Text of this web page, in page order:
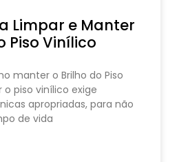
Limpar e Manter
Piso Vinílico
manter o Brilho do Piso
o piso vinílico exige
apropriadas, para não
de vida